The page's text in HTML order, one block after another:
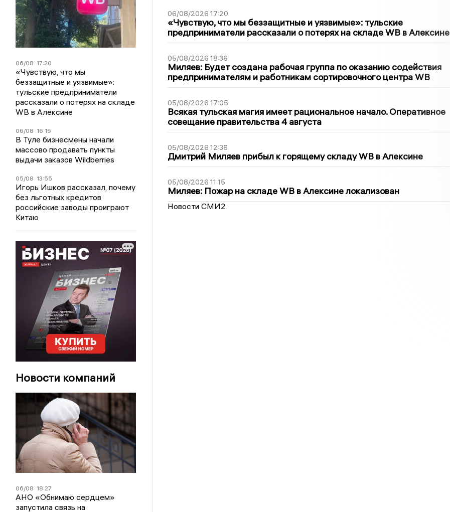
06/08 17:20
«Чувствую, что мы
беззащитные и уязвимые»:
тульские предприниматели
рассказали о потерях на складе
WB в Алексине
06/08 16:15
В Туле бизнесмены начали
массово продавать пункты
выдачи заказов Wildberries
05/08 13:55
Игорь Ишков рассказал, почему
без льготных кредитов
российские заводы проиграют
Китаю
Новости компаний
06/08 18:27
АНО «Обнимаю сердцем»
запустила связь на
06/08/2026 17:20
«Чувствую, что мы беззащитные и уязвимые»: тульские
предприниматели рассказали о потерях на складе WB в Алексине
05/08/2026 18:36
Миляев: Будет создана рабочая группа по оказанию содействия
предпринимателям и работникам сортировочного центра WB
05/08/2026 17:05
Всякая тульская магия имеет рациональное начало. Оперативное
совещание правительства 4 августа
05/08/2026 12:36
Дмитрий Миляев прибыл к горящему складу WB в Алексине
05/08/2026 11:15
Миляев: Пожар на складе WB в Алексине локализован
Новости СМИ2